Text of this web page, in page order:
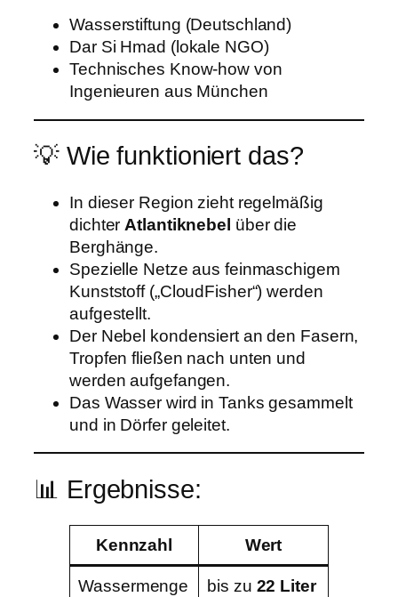
Wasserstiftung (Deutschland)
Dar Si Hmad (lokale NGO)
Technisches Know-how von
Ingenieuren aus München
💡 Wie funktioniert das?
In dieser Region zieht regelmäßig
dichter Atlantiknebel über die
Berghänge.
Spezielle Netze aus feinmaschigem
Kunststoff („CloudFisher“) werden
aufgestellt.
Der Nebel kondensiert an den Fasern,
Tropfen fließen nach unten und
werden aufgefangen.
Das Wasser wird in Tanks gesammelt
und in Dörfer geleitet.
📊 Ergebnisse:
Kennzahl Wert
Wassermenge
bis zu 22 Liter